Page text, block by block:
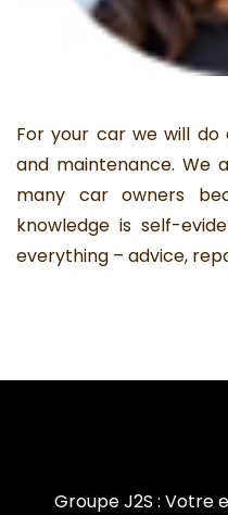
For your car we will do
and maintenance. We
many car owners
knowledge is self-
everything – advice,
Groupe J2S : Votre